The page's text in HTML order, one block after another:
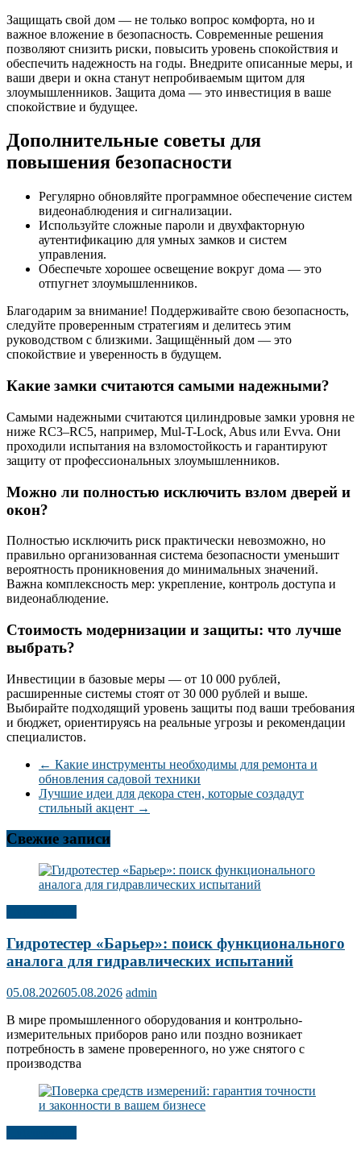
Защищать свой дом — не только вопрос комфорта, но и
важное вложение в безопасность. Современные решения
позволяют снизить риски, повысить уровень спокойствия и
обеспечить надежность на годы. Внедрите описанные меры, и
ваши двери и окна станут непробиваемым щитом для
злоумышленников. Защита дома — это инвестиция в ваше
спокойствие и будущее.
Дополнительные советы для
повышения безопасности
Регулярно обновляйте программное обеспечение систем
видеонаблюдения и сигнализации.
Используйте сложные пароли и двухфакторную
аутентификацию для умных замков и систем
управления.
Обеспечьте хорошее освещение вокруг дома — это
отпугнет злоумышленников.
Благодарим за внимание! Поддерживайте свою безопасность,
следуйте проверенным стратегиям и делитесь этим
руководством с близкими. Защищённый дом — это
спокойствие и уверенность в будущем.
Какие замки считаются самыми надежными?
Самыми надежными считаются цилиндровые замки уровня не
ниже RC3–RC5, например, Mul-T-Lock, Abus или Evva. Они
проходили испытания на взломостойкость и гарантируют
защиту от профессиональных злоумышленников.
Можно ли полностью исключить взлом дверей и
окон?
Полностью исключить риск практически невозможно, но
правильно организованная система безопасности уменьшит
вероятность проникновения до минимальных значений.
Важна комплексность мер: укрепление, контроль доступа и
видеонаблюдение.
Стоимость модернизации и защиты: что лучше
выбрать?
Инвестиции в базовые меры — от 10 000 рублей,
расширенные системы стоят от 30 000 рублей и выше.
Выбирайте подходящий уровень защиты под ваши требования
и бюджет, ориентируясь на реальные угрозы и рекомендации
специалистов.
← Какие инструменты необходимы для ремонта и
обновления садовой техники
Лучшие идеи для декора стен, которые создадут
стильный акцент →
Свежие записи
Гидротестер «Барьер»: поиск функционального
аналога для гидравлических испытаний
05.08.202605.08.2026 admin
В мире промышленного оборудования и контрольно-
измерительных приборов рано или поздно возникает
потребность в замене проверенного, но уже снятого с
производства